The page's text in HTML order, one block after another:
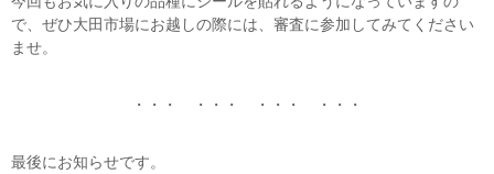
で、ぜひ大田市場にお越しの際には、審査に参加してみてください
ませ。
・・・ ・・・ ・・・ ・・・
最後にお知らせです。